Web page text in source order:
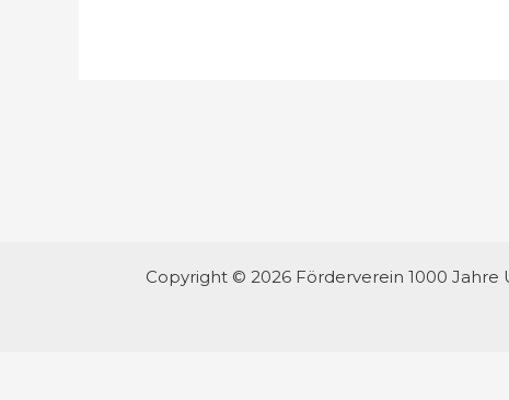
Copyright © 2026 Förderverein 1000 Jahre